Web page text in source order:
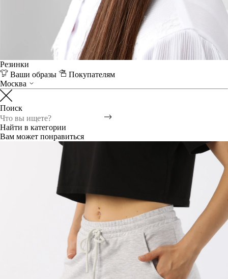
Резинки
Ваши образы
Покупателям
Москва
Поиск
Найти в категории
Вам может понравиться